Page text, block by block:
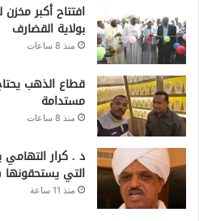
افتتاح أكبر
بولاية القضارف
منذ 8 ساعات
قطاع الذهب
مستدامة
منذ 8 ساعات
د . كرار
التي يستحقونها (1-
منذ 11 ساعة